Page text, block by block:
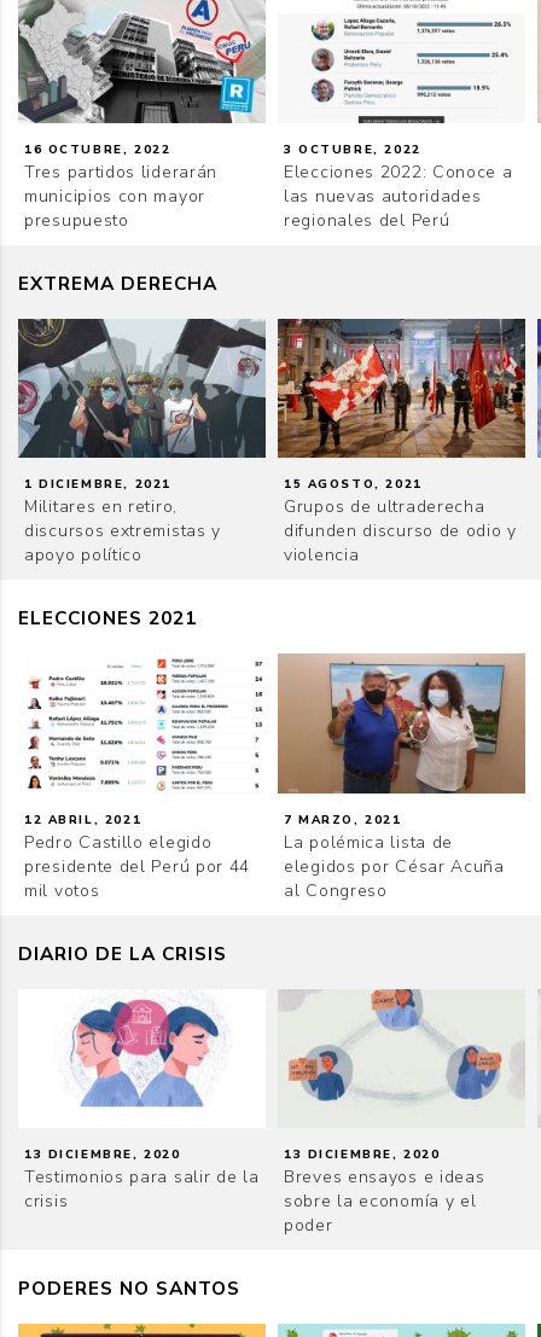
16 OCTUBRE, 2022
Tres partidos liderarán
municipios con mayor
presupuesto
3 OCTUBRE, 2022
Elecciones 2022: Conoce a
las nuevas autoridades
regionales del Perú
EXTREMA DERECHA
1 DICIEMBRE, 2021
Militares en retiro,
discursos extremistas y
apoyo político
15 AGOSTO, 2021
Grupos de ultraderecha
difunden discurso de odio y
violencia
ELECCIONES 2021
12 ABRIL, 2021
Pedro Castillo elegido
presidente del Perú por 44
mil votos
7 MARZO, 2021
La polémica lista de
elegidos por César Acuña
al Congreso
DIARIO DE LA CRISIS
13 DICIEMBRE, 2020
Testimonios para salir de la
crisis
13 DICIEMBRE, 2020
Breves ensayos e ideas
sobre la economía y el
poder
PODERES NO SANTOS